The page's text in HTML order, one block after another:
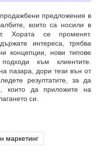
предложения в
които са носили в
Хората се променят.
интереса, трябва
концепции, нови типове
към клиентите.
пазара, дори тези вън от
резултатите, за да
които да приложите на
си.
маркетинг